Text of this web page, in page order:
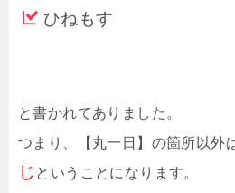
ひねもす
と書かれてありました。
つまり、【丸一日】の箇所以外
じ ということになります。